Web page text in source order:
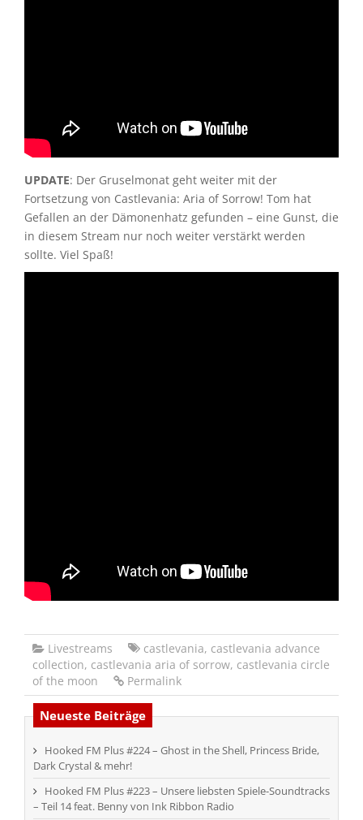
UPDATE: Der Gruselmonat geht weiter mit der
Fortsetzung von Castlevania: Aria of Sorrow! Tom hat
Gefallen an der Dämonenhatz gefunden – eine Gunst, die
in diesem Stream nur noch weiter verstärkt werden
sollte. Viel Spaß!
Livestreams castlevania, castlevania advance
collection, castlevania aria of sorrow, castlevania circle
of the moon
Permalink
Neueste Beiträge
Hooked FM Plus #224 – Ghost in the Shell, Princess Bride,
Dark Crystal & mehr!
Hooked FM Plus #223 – Unsere liebsten Spiele-Soundtracks
– Teil 14 feat. Benny von Ink Ribbon Radio